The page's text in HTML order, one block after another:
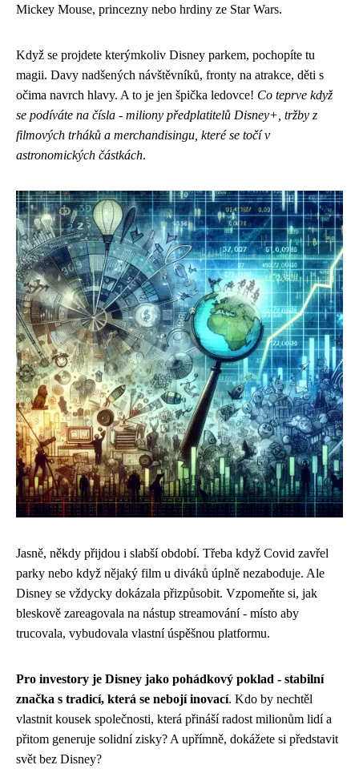
Mickey Mouse, princezny nebo hrdiny ze Star Wars.
Když se projdete kterýmkoliv Disney parkem, pochopíte tu
magii. Davy nadšených návštěvníků, fronty na atrakce, děti s
očima navrch hlavy. A to je jen špička ledovce! Co teprve když
se podíváte na čísla - miliony předplatitelů Disney+, tržby z
filmových trháků a merchandisingu, které se točí v
astronomických částkách.
Jasně, někdy přijdou i slabší období. Třeba když Covid zavřel
parky nebo když nějaký film u diváků úplně nezaboduje. Ale
Disney se vždycky dokázala přizpůsobit. Vzpomeňte si, jak
bleskově zareagovala na nástup streamování - místo aby
trucovala, vybudovala vlastní úspěšnou platformu.
Pro investory je Disney jako pohádkový poklad - stabilní
značka s tradicí, která se nebojí inovací. Kdo by nechtěl
vlastnit kousek společnosti, která přináší radost milionům lidí a
přitom generuje solidní zisky? A upřímně, dokážete si představit
svět bez Disney?